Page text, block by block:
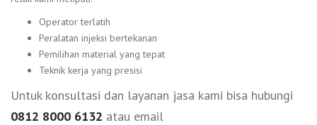
Operator terlatih
Peralatan injeksi bertekanan
Pemilihan material yang tepat
Teknik kerja yang presisi
Untuk konsultasi dan layanan jasa kami bisa hubungi
0812 8000 6132 atau email